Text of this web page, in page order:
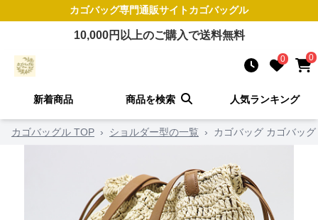
カゴバッグ専門通販サイトカゴバッグル
10,000円以上のご購入で送料無料
0 0
新着商品 商品を検索 人気ランキング
カゴバッグル TOP › ショルダー型の一覧 › カゴバッグ カゴバッ